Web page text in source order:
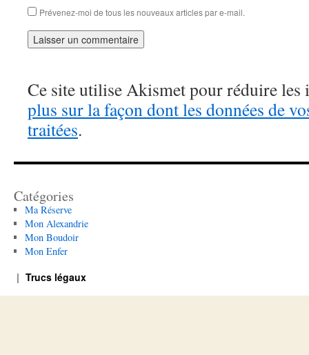
Prévenez-moi de tous les nouveaux articles par e-mail.
Ce site utilise Akismet pour réduire les
plus sur la façon dont les données de
traitées.
Catégories
Ma Réserve
Mon Alexandrie
Mon Boudoir
Mon Enfer
Trucs légaux